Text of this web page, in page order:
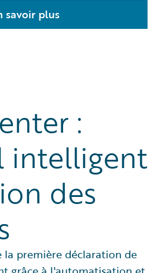
savoir plus
:
intelligent
des
la première déclaration de